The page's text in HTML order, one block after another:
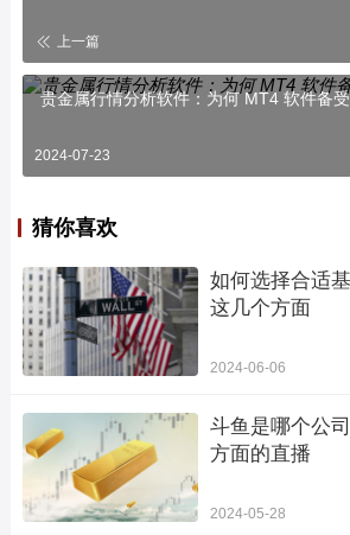
上一篇
贵金属行情分析软件：为何 MT4 软件备
2024-07-23
猜你喜欢
如何选择合适
这几个方面
2024-06-06
斗鱼是哪个公
方面的直播
2024-05-28